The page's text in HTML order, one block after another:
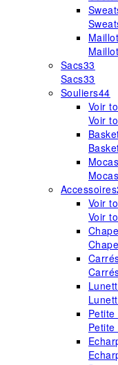
Sacs33
Sacs33
Souliers44
Voir
Voir
Accessoires
Voir
Voir